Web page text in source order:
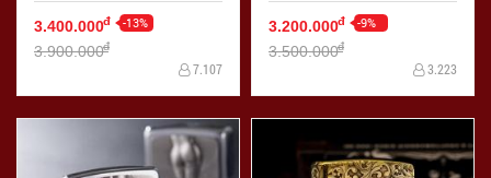
3.400.000đ -13%
3.900.000đ
7.107
3.200.000đ -9%
3.500.000đ
3.223